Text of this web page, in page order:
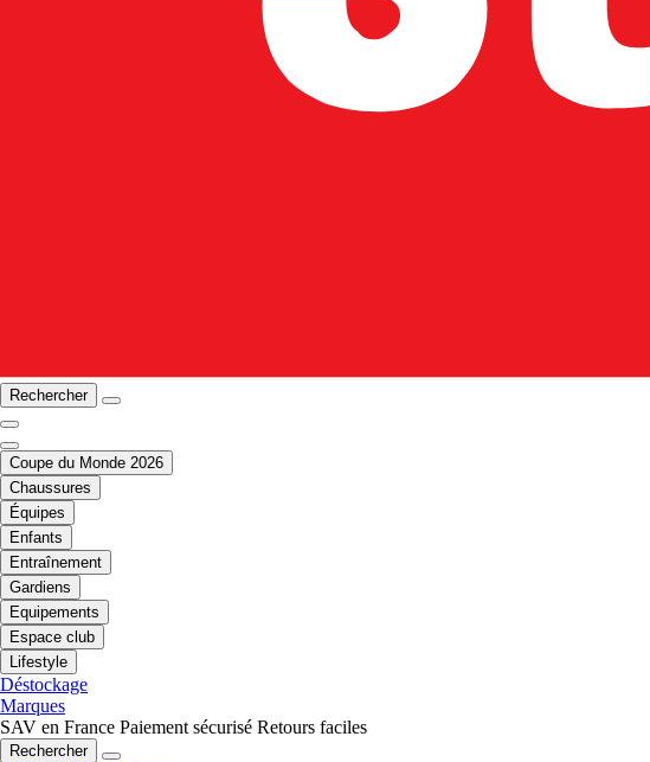
Rechercher
Coupe du Monde 2026
Chaussures
Équipes
Enfants
Entraînement
Gardiens
Equipements
Espace club
Lifestyle
Déstockage
Marques
SAV en France Paiement sécurisé Retours faciles
Rechercher